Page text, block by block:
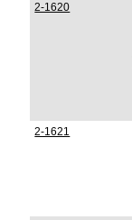
2-1620
2-1621